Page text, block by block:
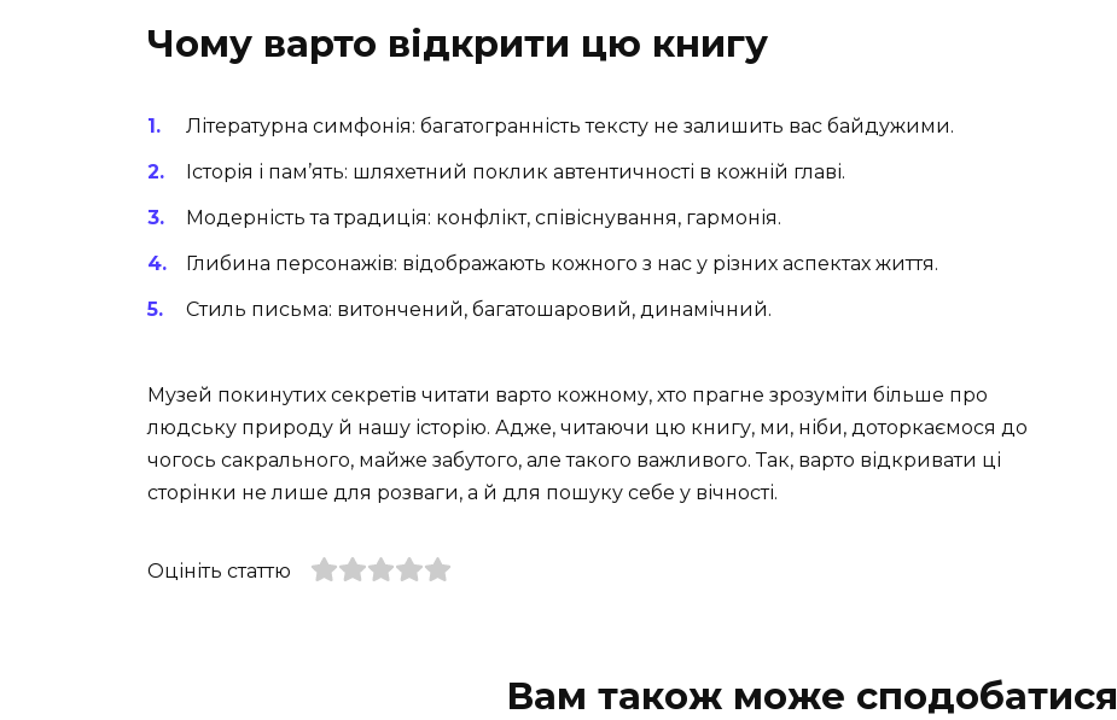
Чому варто відкрити цю книгу
Літературна симфонія: багатогранність тексту не залишить вас байдужими.
Історія і пам’ять: шляхетний поклик автентичності в кожній главі.
Модерність та традиція: конфлікт, співіснування, гармонія.
Глибина персонажів: відображають кожного з нас у різних аспектах життя.
Стиль письма: витончений, багатошаровий, динамічний.
Музей покинутих секретів читати варто кожному, хто прагне зрозуміти більше про
людську природу й нашу історію. Адже, читаючи цю книгу, ми, ніби, доторкаємося до
чогось сакрального, майже забутого, але такого важливого. Так, варто відкривати ці
сторінки не лише для розваги, а й для пошуку себе у вічності.
Оцініть статтю
Вам також може сподобатися